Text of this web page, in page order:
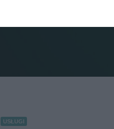
USŁUGI